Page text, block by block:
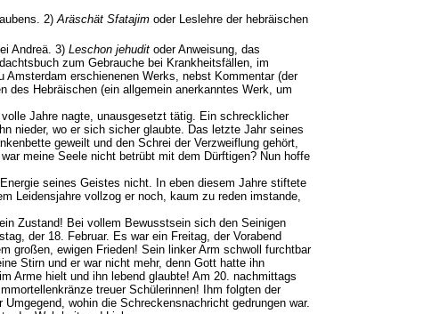
2)Aräschät Sfatajim oder Leslehre der hebräischen
Andreä. 3) Leschon jehudit oder Anweisung, das
zum Gebrauche bei Krankheitsfällen, im
erschienenen Werks, nebst Kommentar (der
des Hebräischen (ein allgemein anerkanntes Werk, um
Jahre nagte, unausgesetzt tätig. Ein schrecklicher
nieder, wo er sich sicher glaubte. Das letzte Jahr seines
geweilt und den Schrei der Verzweiflung gehört,
meine Seele nicht betrübt mit dem Dürftigen? Nun hoffe
seines Geistes nicht. In eben diesem Jahre stiftete
Leidensjahre vollzog er noch, kaum zu reden imstande,
Zustand! Bei vollem Bewusstsein sich den Seinigen
der 18. Februar. Es war ein Freitag, der Vorabend
großen, ewigen Frieden! Sein linker Arm schwoll furchtbar
Stirn und er war nicht mehr, denn Gott hatte ihn
Arme hielt und ihn lebend glaubte! Am 20. nachmittags
treuer Schülerinnen! Ihm folgten der
wohin die Schreckensnachricht gedrungen war.